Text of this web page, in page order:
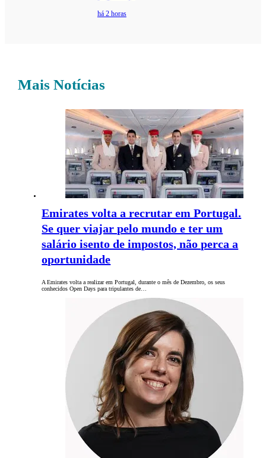
há 2 horas
Mais Notícias
Emirates volta a recrutar em Portugal.
Se quer viajar pelo mundo e ter um
salário isento de impostos, não perca a
oportunidade
A Emirates volta a realizar em Portugal, durante o mês de Dezembro, os seus
conhecidos Open Days para tripulantes de…